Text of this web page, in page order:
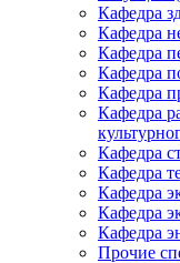
Кафедра
Кафедра
Кафедра
Кафедра
Кафедра
Кафедра
Кафедра
Кафедра
Кафедра
Кафедра
Кафедра
Прочие